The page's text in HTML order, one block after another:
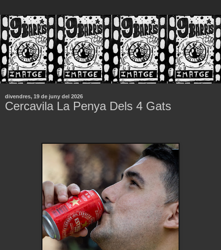
divendres, 19 de juny del 2026
Cercavila La Penya Dels 4 Gats